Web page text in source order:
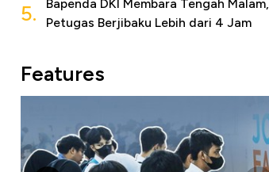
5.
Bapenda DKI Membara Tengah Malam,
Petugas Berjibaku Lebih dari 4 Jam
Features